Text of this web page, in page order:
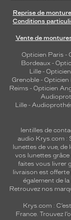
Reprise de
Conditions
Vente de
Opticien Paris -
Bordeaux-
Lille -
Grenoble - Opticien
Reims - Opticien
Lille-
lentilles de
audio Krys.com :
lunettes de vue, de
vos lunettes
faites vous livrer
livraison est
également de
Retrouvez nos
Krys.com :
France. Trouvez